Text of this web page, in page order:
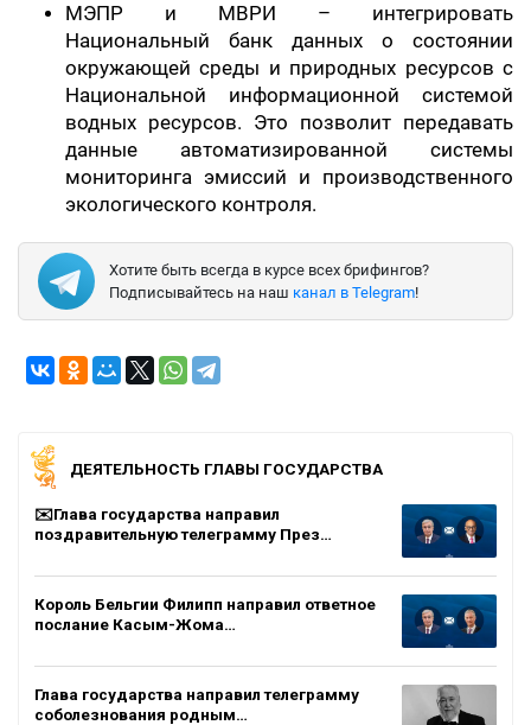
МЭПР и МВРИ – интегрировать
Национальный банк данных о состоянии
окружающей среды и природных ресурсов с
Национальной информационной системой
водных ресурсов. Это позволит передавать
данные автоматизированной системы
мониторинга эмиссий и производственного
экологического контроля.
Хотите быть всегда в курсе всех брифингов?
Подписывайтесь на наш канал в Telegram!
ДЕЯТЕЛЬНОСТЬ ГЛАВЫ ГОСУДАРСТВА
✉️Глава государства направил
поздравительную телеграмму През…
Король Бельгии Филипп направил ответное
послание Касым-Жома…
Глава государства направил телеграмму
соболезнования родным…